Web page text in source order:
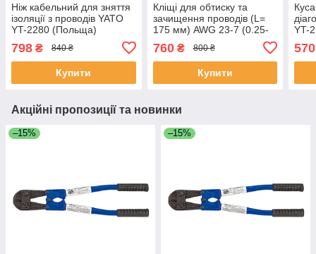
Ніж кабельний для зняття
ізоляції з проводів YATO
YT-2280 (Польща)
798 ₴ 840 ₴
Купити
Кліщі для обтиску та
зачищення проводів (L=
175 мм) AWG 23-7 (0.25-
(Польща)
760₴ 800 ₴
Купити
YT-
570
Акційні пропозиції та новинки
–15% –15%